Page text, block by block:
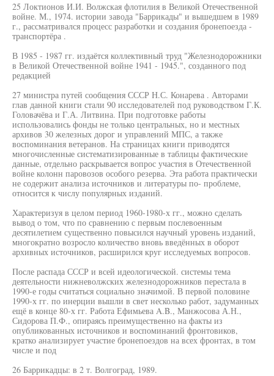
25 Локтионов И.И. Волжская флотилия в Великой Отечественной
войне. М., 1974. истории завода "Баррикады" и вышедшем в 1989
г., рассматривался процесс разработки и создания бронепоезда -
транспортёра .
В 1985 - 1987 гг. издаётся коллективный труд "Железнодорожники
в Великой Отечественной войне 1941 - 1945.", созданного под
редакцией
27 министра путей сообщения СССР Н.С. Конарева . Авторами
глав данной книги стали 90 исследователей под руководством Г.К.
Головачёва и Г.А. Литвина. При подготовке работы
использовались фонды не только центральных, но и местных
архивов 30 железных дорог и управлений МПС, а также
воспоминания ветеранов. На страницах книги приводятся
многочисленные систематизированные в таблицы фактические
данные, отдельно раскрывается вопрос участия в Отечественной
войне колонн паровозов особого резерва. Эта работа практически
не содержит анализа источников и литературы по- проблеме,
относится к числу популярных изданий.
Характеризуя в целом период 1960-1980-х гг., можно сделать
вывод о том, что по сравнению с первым послевоенным
десятилетием существенно повысился научный уровень изданий,
многократно возросло количество вновь введённых в оборот
архивных источников, расширился круг исследуемых вопросов.
После распада СССР и всей идеологической. системы тема
деятельности нижневолжских железнодорожников перестала в
1990-е годы считаться социально значимой. В первой половине
1990-х гг. по инерции вышли в свет несколько работ, задуманных
ещё в конце 80-х гг. Работа Ефимьева A.B., Манжосова А.Н.,
Сидорова П.Ф., опираясь преимущественно на факты из
опубликованных источников и воспоминаний фронтовиков,
кратко анализирует участие бронепоездов на всех фронтах, в том
числе и под
26 Баррикадцы: в 2 т. Волгоград, 1989.